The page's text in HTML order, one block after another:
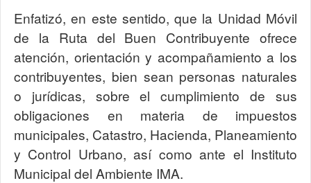
Enfatizó, en este sentido, que la Unidad Móvil
de la Ruta del Buen Contribuyente ofrece
atención, orientación y acompañamiento a los
contribuyentes, bien sean personas naturales
o jurídicas, sobre el cumplimiento de sus
obligaciones en materia de impuestos
municipales, Catastro, Hacienda, Planeamiento
y Control Urbano, así como ante el Instituto
Municipal del Ambiente IMA.